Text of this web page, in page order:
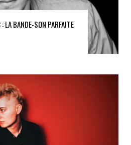
LA BANDE-SON PARFAITE